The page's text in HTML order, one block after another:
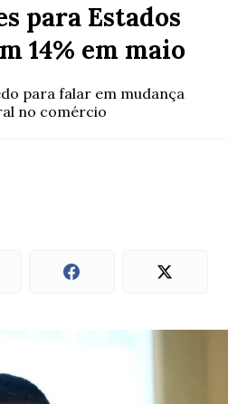
para Estados
14% em maio
para falar em mudança
no comércio